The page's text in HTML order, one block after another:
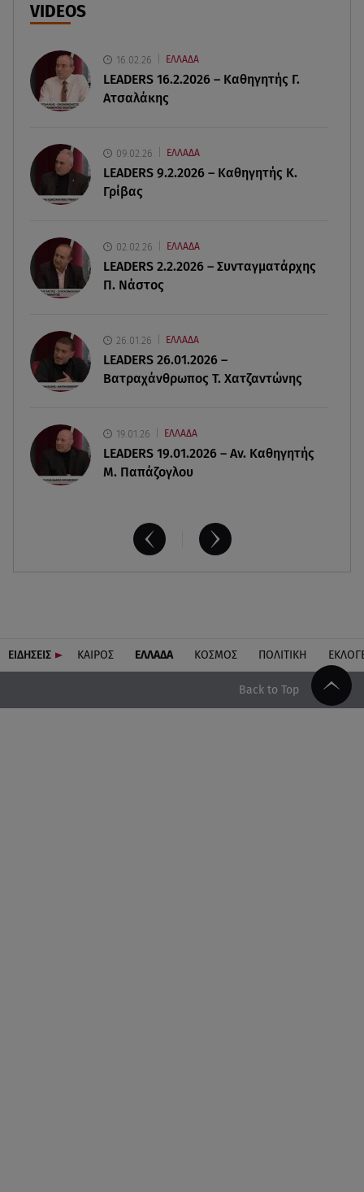
07.08.26 , 09:47
07.08.26 , 09:47
Πασίγνωστη influencer «έφυγε» από τη ζωή μετά
07.08.26 , 09:38
Στη φυλακή ο δήμαρχος Στυλίδας και άλλοι δύο
για τη φωτιά στη Βοιωτία
Ανδρομάχη: «Συγγνώμη. Δεν μπόρεσα να
ανταπεξέλθω»
πολυκατοικίας
VIDEOS
16.02.26 ΕΛΛΑΔΑ
LEADERS 16.2.2026 – Καθηγητής Γ.
Ατσαλάκης
09.02.26 ΕΛΛΑΔΑ
LEADERS 9.2.2026 – Καθηγητής Κ.
Γρίβας
02.02.26 ΕΛΛΑΔΑ
LEADERS 2.2.2026 – Συνταγματάρχης
Π. Νάστος
26.01.26 ΕΛΛΑΔΑ
LEADERS 26.01.2026 –
Βατραχάνθρωπος Τ. Χατζαντώνης
19.01.26 ΕΛΛΑΔΑ
LEADERS 19.01.2026 – Αν. Καθηγητής
Μ. Παπάζογλου
ΕΙΔΗΣΕΙΣ ΚΑΙΡΟΣ ΕΛΛΑΔΑ ΚΟΣΜΟΣ ΠΟΛΙΤΙΚΗ
Back to Top